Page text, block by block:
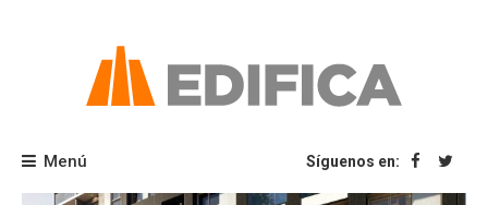
Blog Edifica
Menú Síguenos en: